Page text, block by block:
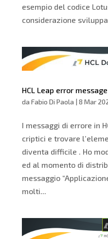
esempio del codice
considerazione
HCL Leap error message
da Fabio Di Paola | 8 Mar
I messaggi di errore in
criptici e trovare
diventa difficile . Ho
ed al momento di
messaggio
molti...